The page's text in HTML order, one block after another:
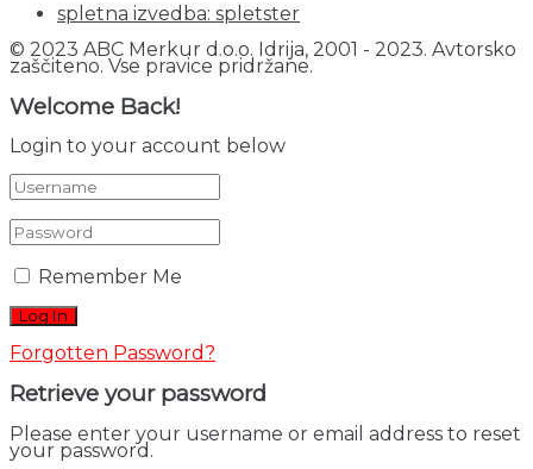
spletna izvedba: spletster
© 2023 ABC Merkur d.o.o. Idrija, 2001 - 2023. Avtorsko
zaščiteno. Vse pravice pridržane.
Welcome Back!
Login to your account below
Remember Me
Forgotten Password?
Retrieve your password
Please enter your username or email address to reset
your password.